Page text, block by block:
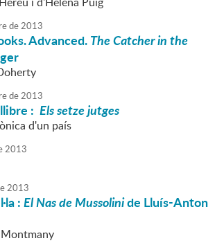
de2013
Advanced.The Catcher in the
de2013
: Els setze jutges
d'un país
2013
2013
:El Nas de Mussolinide Lluís-Anton
Montmany